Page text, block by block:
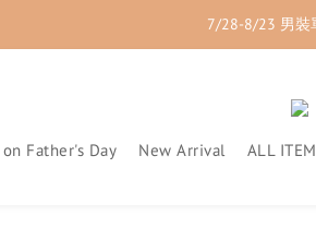
7/28-8/23 紳士
7/28-8/23 男裝
7/28-8/23 紳士
Father's Day New Arrival ALL ITEM